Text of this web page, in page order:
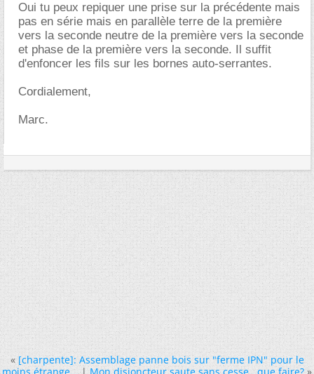
Oui tu peux repiquer une prise sur la précédente mais
pas en série mais en parallèle terre de la première
vers la seconde neutre de la première vers la seconde
et phase de la première vers la seconde. Il suffit
d'enfoncer les fils sur les bornes auto-serrantes.
Cordialement,
Marc.
« [charpente]: Assemblage panne bois sur "ferme IPN" pour le